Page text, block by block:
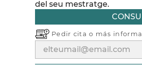
del seu mestratge.
Pedir cita o más